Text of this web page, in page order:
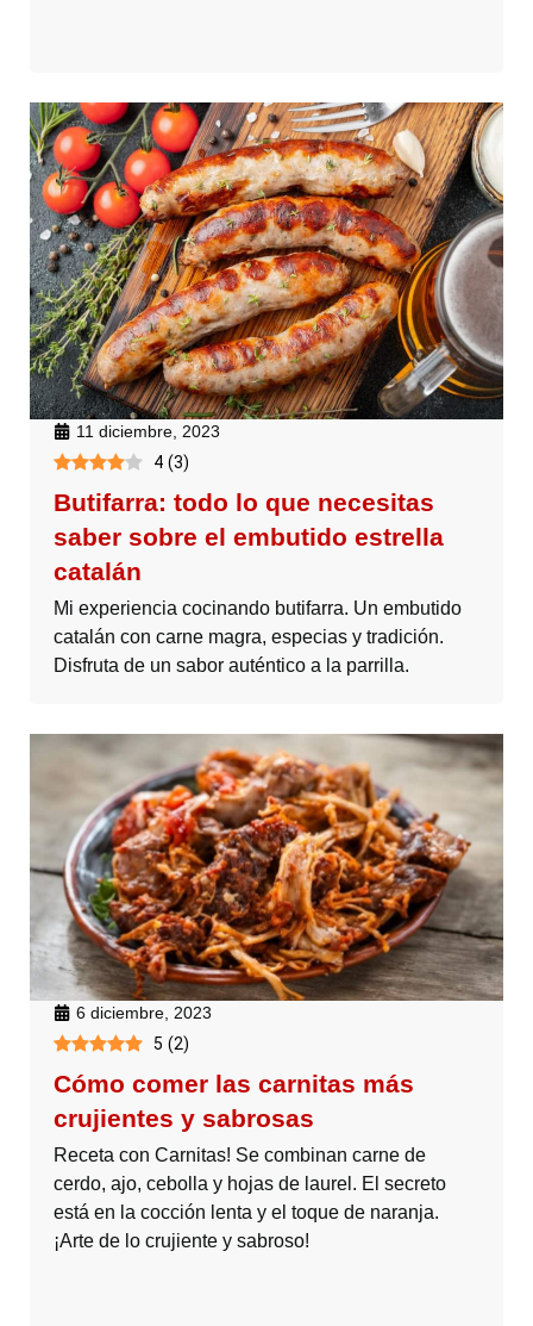
11 diciembre, 2023
4 (3)
Butifarra: todo lo que necesitas
saber sobre el embutido estrella
catalán
Mi experiencia cocinando butifarra. Un embutido
catalán con carne magra, especias y tradición.
Disfruta de un sabor auténtico a la parrilla.
6 diciembre, 2023
5 (2)
Cómo comer las carnitas más
crujientes y sabrosas
Receta con Carnitas! Se combinan carne de
cerdo, ajo, cebolla y hojas de laurel. El secreto
está en la cocción lenta y el toque de naranja.
¡Arte de lo crujiente y sabroso!